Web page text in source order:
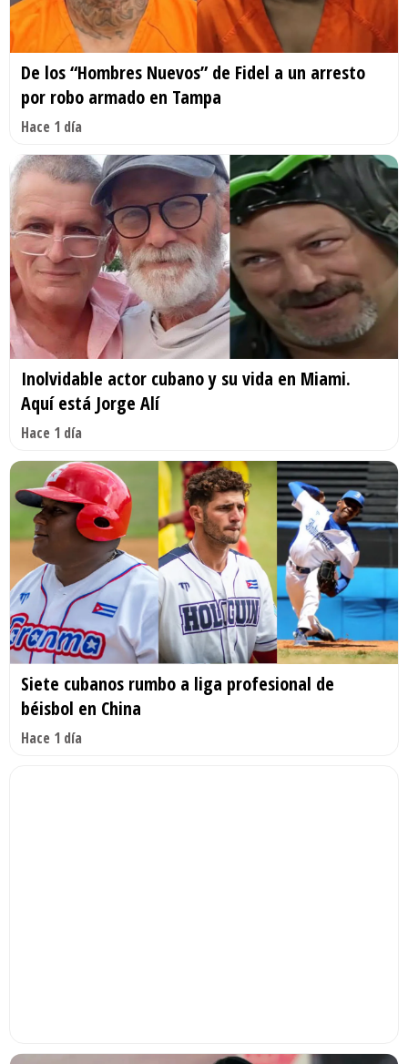
De los “Hombres Nuevos” de Fidel a un arresto
por robo armado en Tampa
Hace 1 día
Inolvidable actor cubano y su vida en Miami.
Aquí está Jorge Alí
Hace 1 día
Siete cubanos rumbo a liga profesional de
béisbol en China
Hace 1 día